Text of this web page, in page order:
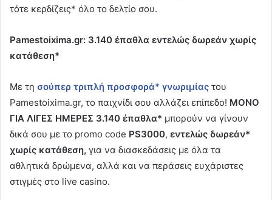
τότε κερδίζεις* όλο το δελτίο σου.
Pamestoixima.gr: 3.140 έπαθλα εντελώς δωρεάν χωρίς
κατάθεση*
Με τη σούπερ τριπλή προσφορά* γνωριμίας του
Pamestoixima.gr, το παιχνίδι σου αλλάζει επίπεδο! ΜΟΝΟ
ΓΙΑ ΛΙΓΕΣ ΗΜΕΡΕΣ 3.140 έπαθλα* μπορούν να γίνουν
δικά σου με το promo code PS3000, εντελώς δωρεάν*
χωρίς κατάθεση, για να διασκεδάσεις με όλα τα
αθλητικά δρώμενα, αλλά και να περάσεις ευχάριστες
στιγμές στο live casino.